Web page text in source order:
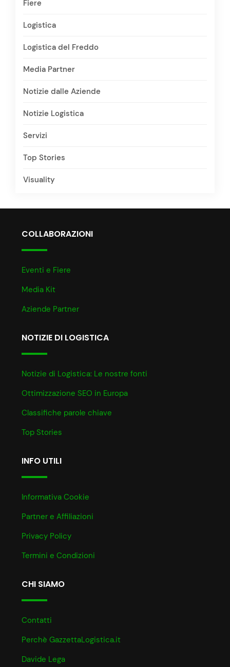
Fiere
Logistica
Logistica del Freddo
Media Partner
Notizie dalle Aziende
Notizie Logistica
Servizi
Top Stories
Visuality
COLLABORAZIONI
Eventi e Fiere
Media Kit
Aziende Partner
NOTIZIE DI LOGISTICA
Notizie di Logistica: Le nostre fonti
Ottimizzazione SEO in Europa
Classifiche parole chiave
Top Stories
INFO UTILI
Informativa Cookie
Partner e Affiliazioni
Privacy Policy
Termini e Condizioni
CHI SIAMO
Contatti
Perchè GazzettaLogistica.it
Davide Lega